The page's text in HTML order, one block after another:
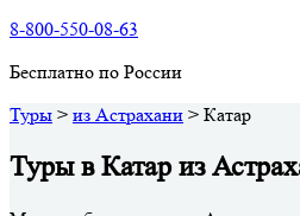
8-800-550-08-63
Бесплатно по России
Туры > из Астрахани > Катар
Туры в Катар из